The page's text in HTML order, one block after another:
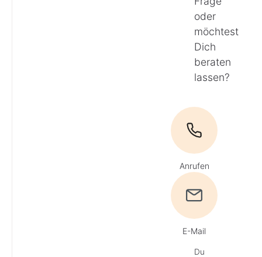
oder
möchtest
Dich
beraten
lassen?
Anrufen
E-Mail
Du